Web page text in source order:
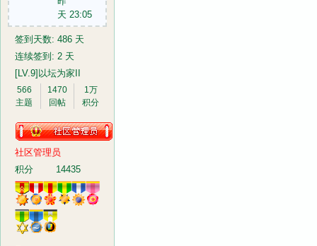
兰
天 23:05
签到天数: 486 天
连续签到: 2 天
[LV.9]以坛为家II
566
主题
1470
回帖
1万
积分
社区管理员
积分
14435